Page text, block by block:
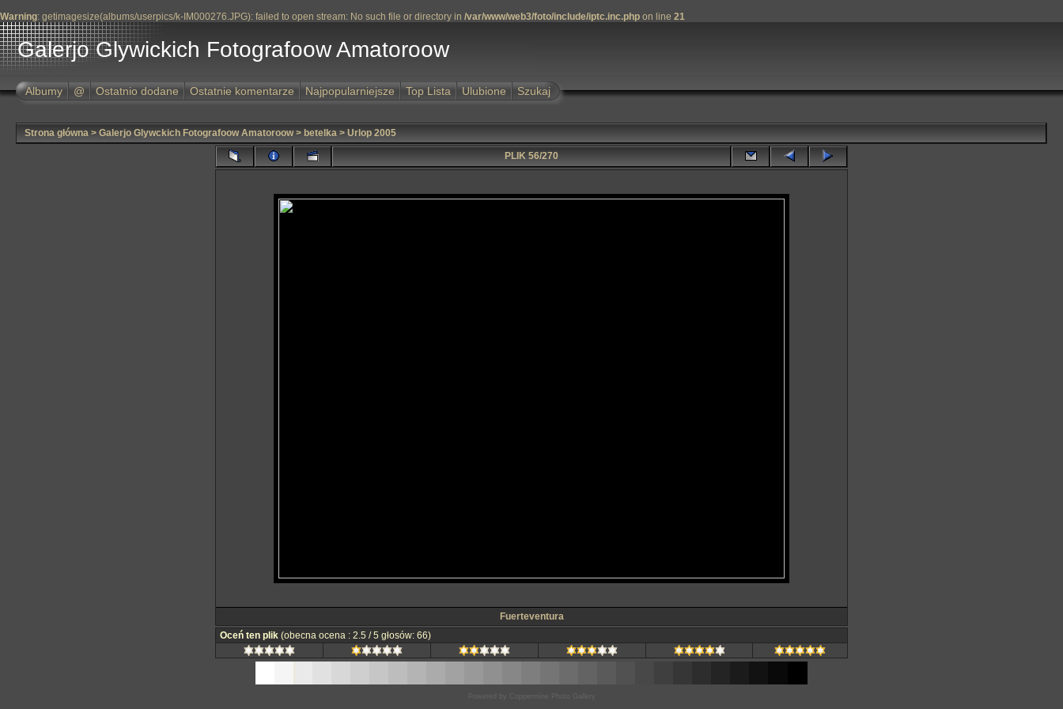
Warning: getimagesize(albums/userpics/k-IM000276.JPG): failed to open stream: No such file or directory in /var/www/web3/foto/include/iptc.inc.php on line 21
Galerjo Glywickich Fotografoow Amatoroow
Albumy @ Ostatnio dodane Ostatnie komentarze Najpopularniejsze Top Lista Ulubione Szukaj
Strona główna > Galerjo Glywckich Fotografoow Amatoroow> betelka > Urlop 2005
PLIK 56/270
Fuerteventura
Oceń ten plik (obecna ocena : 2.5 / 5 głosów: 66)